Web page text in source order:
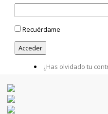
Recuérdame
¿Has olvidado tu